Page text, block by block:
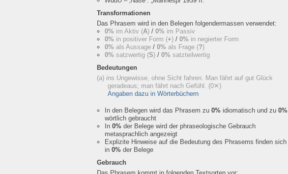
Transformationen
Das Phrasem wird in den Belegen folgendermassen verwendet:
0% im Aktiv (A) / 0% im Passiv
0% in positiver Form (+) / 0% in negierter Form
0% als Aussage / 0% als Frage (?)
0% satzwertig (S) / 0% satzteilwertig
Bedeutungen
(a) ins Ungewisse, ohne Sicht fahren. Man fährt auf gut Glück
geradeaus; man fährt nach Gefühl. (0✕)
Angaben dazu in Wörterbüchern
In den Belegen wird das Phrasem zu 0% idiomatisch und zu 0%
wörtlich gebraucht
In 0% der Belege wird der phraseologische Gebrauch
metasprachlich angezeigt
Explizite Hinweise auf die Bedeutung des Phrasems finden sich
in 0% der Belege
Gebrauch